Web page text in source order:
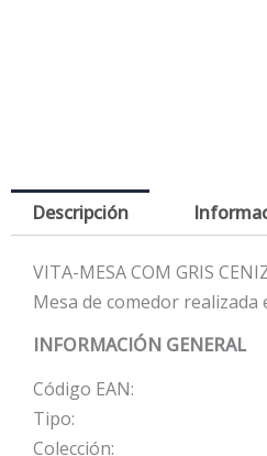
Descripción
VITA-MESA COM GRIS
Mesa de comedor
INFORMACIÓN GENERAL
Código EAN:
Tipo:
Colección: